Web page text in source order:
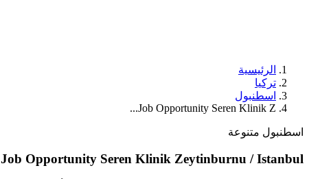
الرئيسية
تركيا
اسطنبول
Job Opportunity Seren Klinik Z...
اسطنبول متنوعة
Job Opportunity Seren Klinik Zeytinburnu / Istanbul